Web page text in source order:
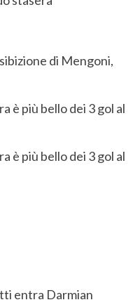
di Mengoni,
è più bello dei 3 gol al
è più bello dei 3 gol al
entra Darmian